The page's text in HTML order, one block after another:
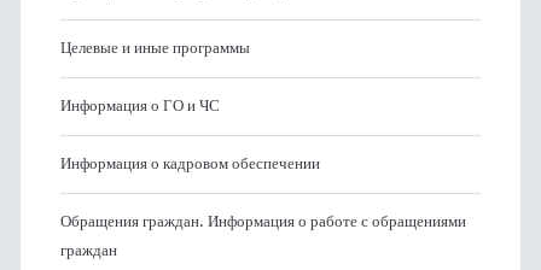
Целевые и иные программы
Информация о ГО и ЧС
Информация о кадровом обеспечении
Обращения граждан. Информация о работе с обращениями
граждан